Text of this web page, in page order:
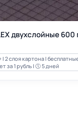
двухслойные 600
| 2 слоя картона |
за 1 рубль | 🕔 5 дней